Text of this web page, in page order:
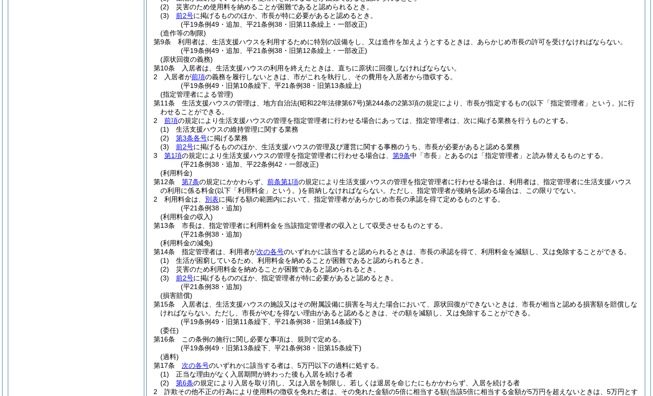
(2)
災害のため使用料を納めることが困難であると認められるとき。
(3)
前2号に掲げるもののほか、市長が特に必要があると認めるとき。
(平19条例49・追加、平21条例38・旧第11条繰上・一部改正)
(造作等の制限)
第9条
利用者は、生活支援ハウスを利用するために特別の設備をし、又は造作を加えようとするときは、あらかじめ市長の許可を受けなければならない。
(平19条例49・追加、平21条例38・旧第12条繰上・一部改正)
(原状回復の義務)
第10条
入居者は、生活支援ハウスの利用を終えたときは、直ちに原状に回復しなければならない。
2
入居者が前項の義務を履行しないときは、市がこれを執行し、その費用を入居者から徴収する。
(平19条例49・旧第10条繰下、平21条例38・旧第13条繰上)
(指定管理者による管理)
第11条
生活支援ハウスの管理は、地方自治法(昭和22年法律第67号)第244条の2第3項の規定により、市長が指定するもの(以下「指定管理者」という。)に行
わせることができる。
2
前項の規定により生活支援ハウスの管理を指定管理者に行わせる場合にあっては、指定管理者は、次に掲げる業務を行うものとする。
(1)
生活支援ハウスの維持管理に関する業務
(2)
第3条各号に掲げる業務
(3)
前2号に掲げるもののほか、生活支援ハウスの管理及び運営に関する事務のうち、市長が必要があると認める業務
3
第1項の規定により生活支援ハウスの管理を指定管理者に行わせる場合は、 第9条中「市長」とあるのは「指定管理者」と読み替えるものとする。
(平21条例38・追加、平22条例42・一部改正)
(利用料金)
第12条
第7条の規定にかかわらず、 前条第1項の規定により生活支援ハウスの管理を指定管理者に行わせる場合は、利用者は、指定管理者に生活支援ハウス
の利用に係る料金(以下「利用料金」という。)を前納しなければならない。 ただし、指定管理者が後納を認める場合は、この限りでない。
2
利用料金は、 別表に掲げる額の範囲内において、指定管理者があらかじめ市長の承認を得て定めるものとする。
(平21条例38・追加)
(利用料金の収入)
第13条
市長は、指定管理者に利用料金を当該指定管理者の収入として収受させるものとする。
(平21条例38・追加)
(利用料金の減免)
第14条
指定管理者は、利用者が次の各号のいずれかに該当すると認められるときは、市長の承認を得て、利用料金を減額し、又は免除することができる。
(1)
生活が困窮しているため、利用料金を納めることが困難であると認められるとき。
(2)
災害のため利用料金を納めることが困難であると認められるとき。
(3)
前2号に掲げるもののほか、指定管理者が特に必要があると認めるとき。
(平21条例38・追加)
(損害賠償)
第15条
入居者は、生活支援ハウスの施設又はその附属設備に損害を与えた場合において、原状回復ができないときは、市長が相当と認める損害額を賠償しな
ければならない。 ただし、市長がやむを得ない理由があると認めるときは、その額を減額し、又は免除することができる。
(平19条例49・旧第11条繰下、平21条例38・旧第14条繰下)
(委任)
第16条
この条例の施行に関し必要な事項は、規則で定める。
(平19条例49・旧第13条繰下、平21条例38・旧第15条繰下)
(過料)
第17条
次の各号のいずれかに該当する者は、5万円以下の過料に処する。
(1)
正当な理由がなく入居期間が終わった後も入居を続ける者
(2)
第6条の規定により入居を取り消し、又は入居を制限し、若しくは退居を命じたにもかかわらず、入居を続ける者
2
詐欺その他不正の行為により使用料の徴収を免れた者は、その免れた金額の5倍に相当する額(当該5倍に相当する金額が5万円を超えないときは、5万円とす